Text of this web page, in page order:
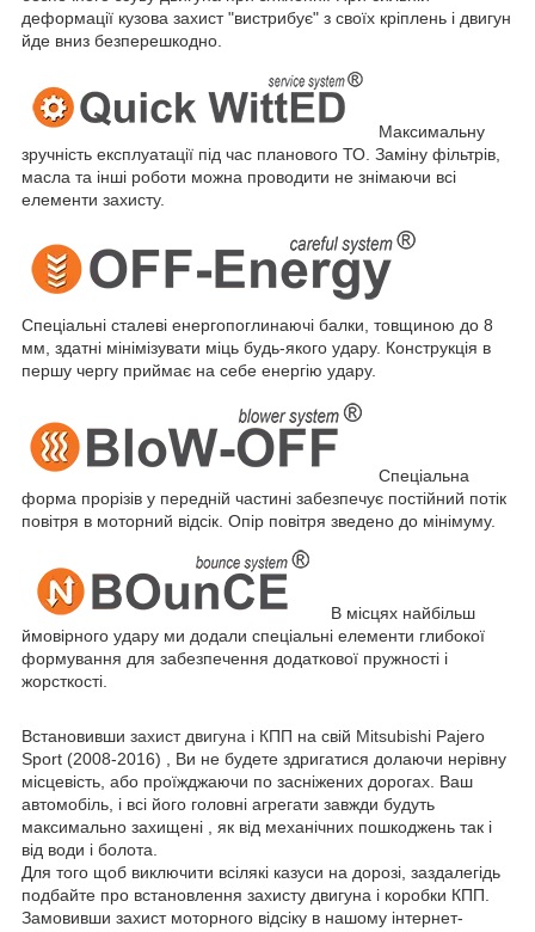
деформації кузова захист "вистрибує" з своїх кріплень і двигун
йде вниз безперешкодно.
Максимальну
зручність експлуатації під час планового ТО. Заміну фільтрів,
масла та інші роботи можна проводити не знімаючи всі
елементи захисту.
Спеціальні сталеві енергопоглинаючі балки, товщиною до 8
мм, здатні мінімізувати міць будь-якого удару. Конструкція в
першу чергу приймає на себе енергію удару.
Спеціальна
форма прорізів у передній частині забезпечує постійний потік
повітря в моторний відсік. Опір повітря зведено до мінімуму.
В місцях найбільш
ймовірного удару ми додали спеціальні елементи глибокої
формування для забезпечення додаткової пружності і
жорсткості.
Встановивши захист двигуна і КПП на свій Mitsubishi Pajero
Sport (2008-2016) , Ви не будете здригатися долаючи нерівну
місцевість, або проїжджаючи по засніжених дорогах. Ваш
автомобіль, і всі його головні агрегати завжди будуть
максимально захищені , як від механічних пошкоджень так і
від води і болота.
Для того щоб виключити всілякі казуси на дорозі, заздалегідь
подбайте про встановлення захисту двигуна і коробки КПП.
Замовивши захист моторного відсіку в нашому інтернет-